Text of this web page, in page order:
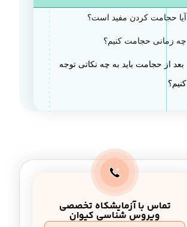
آیا حجامت کردن مفید است؟
چه زمانی حجامت کنیم؟
بعد از حجامت باید به چه نکاتی توجه
کنیم؟
تماس با آزمایشکاه تخصصی
ویروس شناسی کیوان